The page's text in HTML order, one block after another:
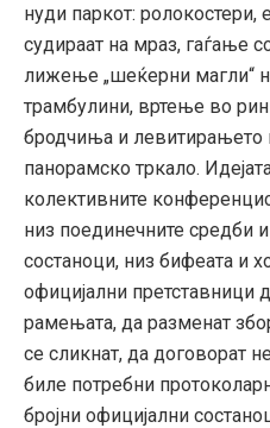
нуди паркот:
судираат на мраз, гаѓање
лижење „шеќерни магли“
трамбулини, вртење во
бродчиња и левитирањето
панорамско тркало.
колективните
низ поединечните средби
состаноци, низ бифеата и
официјални претставници
рамењата, да разменат
се сликнат, да договорат
биле потребни
бројни официјални